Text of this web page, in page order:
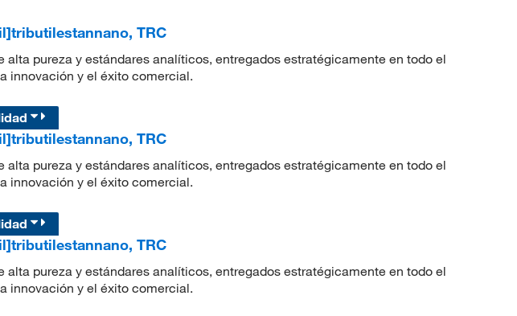
TRC
alta pureza y estándares analíticos, entregados estratégicamente en todo el
innovación y el éxito comercial.
TRC
alta pureza y estándares analíticos, entregados estratégicamente en todo el
innovación y el éxito comercial.
TRC
alta pureza y estándares analíticos, entregados estratégicamente en todo el
innovación y el éxito comercial.